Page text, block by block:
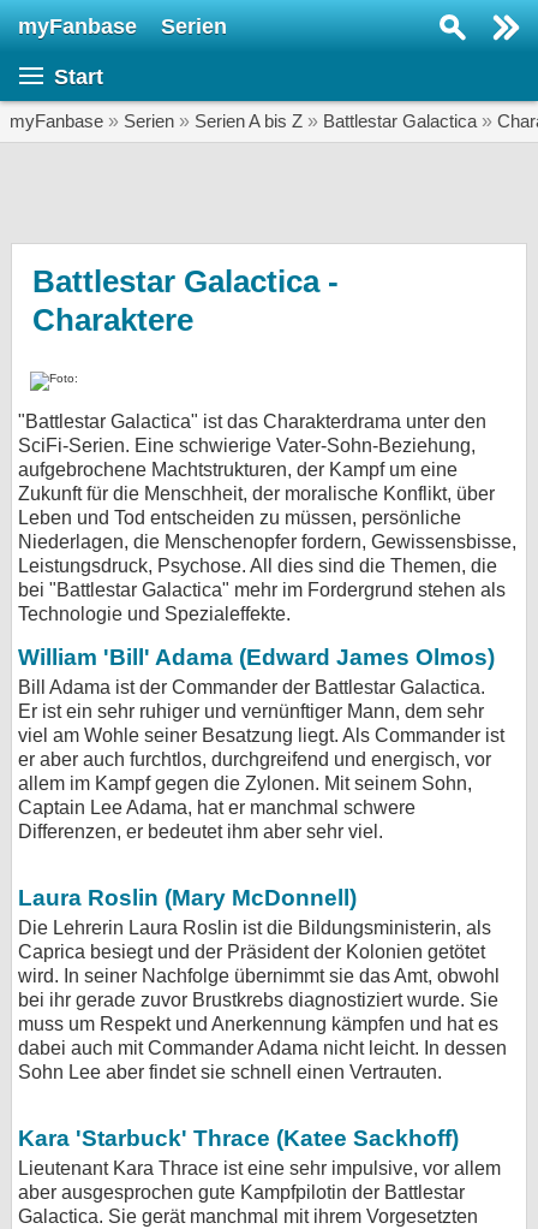
myFanbase Serien
Start
myFanbase » Serien » Serien A bis Z » Battlestar Galactica »
Battlestar Galactica -
Charaktere
"Battlestar Galactica" ist das Charakterdrama unter den
SciFi-Serien. Eine schwierige Vater-Sohn-Beziehung,
aufgebrochene Machtstrukturen, der Kampf um eine
Zukunft für die Menschheit, der moralische Konflikt, über
Leben und Tod entscheiden zu müssen, persönliche
Niederlagen, die Menschenopfer fordern, Gewissensbisse,
Leistungsdruck, Psychose. All dies sind die Themen, die
bei "Battlestar Galactica" mehr im Fordergrund stehen als
Technologie und Spezialeffekte.
William 'Bill' Adama (Edward James Olmos)
Bill Adama ist der Commander der Battlestar Galactica.
Er ist ein sehr ruhiger und vernünftiger Mann, dem sehr
viel am Wohle seiner Besatzung liegt. Als Commander ist
er aber auch furchtlos, durchgreifend und energisch, vor
allem im Kampf gegen die Zylonen. Mit seinem Sohn,
Captain Lee Adama, hat er manchmal schwere
Differenzen, er bedeutet ihm aber sehr viel.
Laura Roslin (Mary McDonnell)
Die Lehrerin Laura Roslin ist die Bildungsministerin, als
Caprica besiegt und der Präsident der Kolonien getötet
wird. In seiner Nachfolge übernimmt sie das Amt, obwohl
bei ihr gerade zuvor Brustkrebs diagnostiziert wurde. Sie
muss um Respekt und Anerkennung kämpfen und hat es
dabei auch mit Commander Adama nicht leicht. In dessen
Sohn Lee aber findet sie schnell einen Vertrauten.
Kara 'Starbuck' Thrace (Katee Sackhoff)
Lieutenant Kara Thrace ist eine sehr impulsive, vor allem
aber ausgesprochen gute Kampfpilotin der Battlestar
Galactica. Sie gerät manchmal mit ihrem Vorgesetzten
SERIEN
SERVICE
Gewinnspiele
Forum
bei X
bei Facebook
Kontakt
Nutzungsbedingungen
Datenschutz
Impressum
Desktop-Ansicht
myFanbase